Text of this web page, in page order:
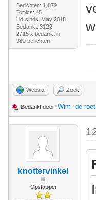
Berichten: 1.879
Topics: 45
Lid sinds: May 2018
Bedankt: 3122
2715 x bedankt in
989 berichten
Website Zoek
Bedankt door: Wim -de
knottervinkel
Opstapper